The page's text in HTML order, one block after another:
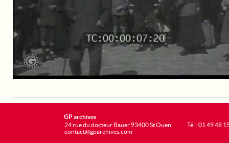
GP archives
24 rue du docteur Bauer 93400 St Ouen
contact@gparchives.com
Tél : 01 49 48